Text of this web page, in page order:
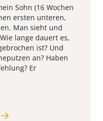
Sohn (16 Wochen
ersten unteren,
Man sieht und
lange dauert es,
ist? Und
an? Haben
Er